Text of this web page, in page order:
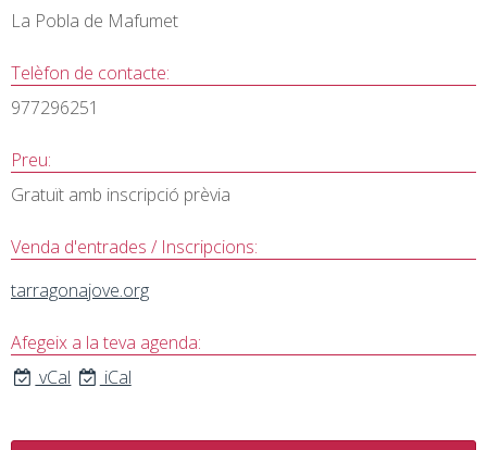
La Pobla de Mafumet
Telèfon de contacte:
977296251
Preu:
Gratuït amb inscripció prèvia
Venda d'entrades / Inscripcions:
tarragonajove.org
Afegeix a la teva agenda:
vCal
iCal